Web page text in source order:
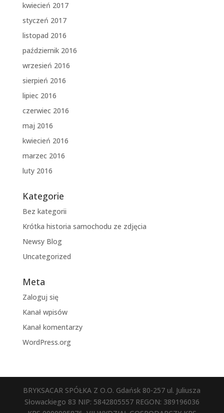
kwiecień 2017
styczeń 2017
listopad 2016
październik 2016
wrzesień 2016
sierpień 2016
lipiec 2016
czerwiec 2016
maj 2016
kwiecień 2016
marzec 2016
luty 2016
Kategorie
Bez kategorii
Krótka historia samochodu ze zdjęcia
Newsy Blog
Uncategorized
Meta
Zaloguj się
Kanał wpisów
Kanał komentarzy
WordPress.org
BRYKSACAR SPÓŁKA Z O.O. Gdańsk 80-257 ul. Juliusza
Słowackiego 83 NIP: 5842805557 REGON: 389196036